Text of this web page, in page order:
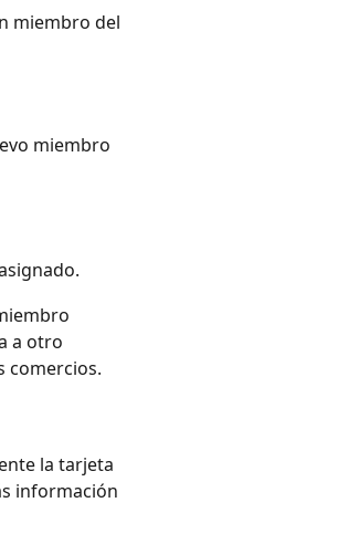
miembro del
miembro
a otro
comercios.
la tarjeta
información